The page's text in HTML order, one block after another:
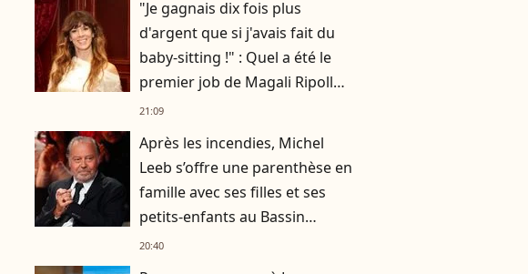
"Je gagnais dix fois plus
d'argent que si j'avais fait du
baby-sitting !" : Quel a été le
premier job de Magali Ripoll
(N'oubliez pas les paroles) ?
21:09
Après les incendies, Michel
Leeb s’offre une parenthèse en
famille avec ses filles et ses
petits-enfants au Bassin
d'Arcachon
20:40